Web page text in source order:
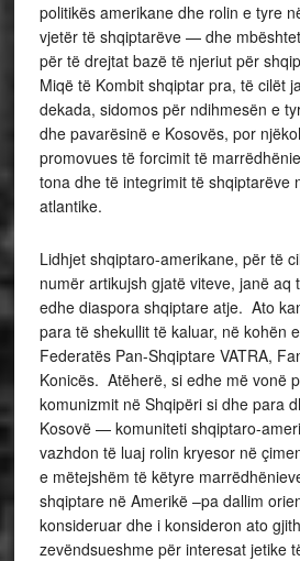
politikës amerikane dhe rolin e tyre
vjetër të shqiptarëve — dhe
për të drejtat bazë të njeriut për
Miqë të Kombit shqiptar pra, të cilët
dekada, sidomos për ndihmesën e
dhe pavarësinë e Kosovës, por
promovues të forcimit të
tona dhe të integrimit të shqiptarëve
atlantike.
Lidhjet shqiptaro-amerikane, për të
numër artikujsh gjatë viteve, janë aq
edhe diaspora shqiptare atje. Ato
para të shekullit të kaluar, në kohën
Federatës Pan-Shqiptare VATRA,
Konicës. Atëherë, si edhe më vonë
komunizmit në Shqipëri si dhe para
Kosovë — komuniteti shqiptaro-
vazhdon të luaj rolin kryesor në
e mëtejshëm të këtyre
shqiptare në Amerikë –pa dallim
konsideruar dhe i konsideron ato
zevëndsueshme për interesat jetike